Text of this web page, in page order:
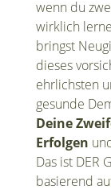
wenn du
wirklich
bringst
dieses
ehrlichsten
gesunde
Deine
Erfolgen
Das ist DER
basierend